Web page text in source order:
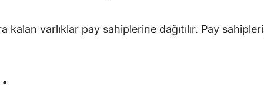
varlıklar pay sahiplerine dağıtılır. Pay